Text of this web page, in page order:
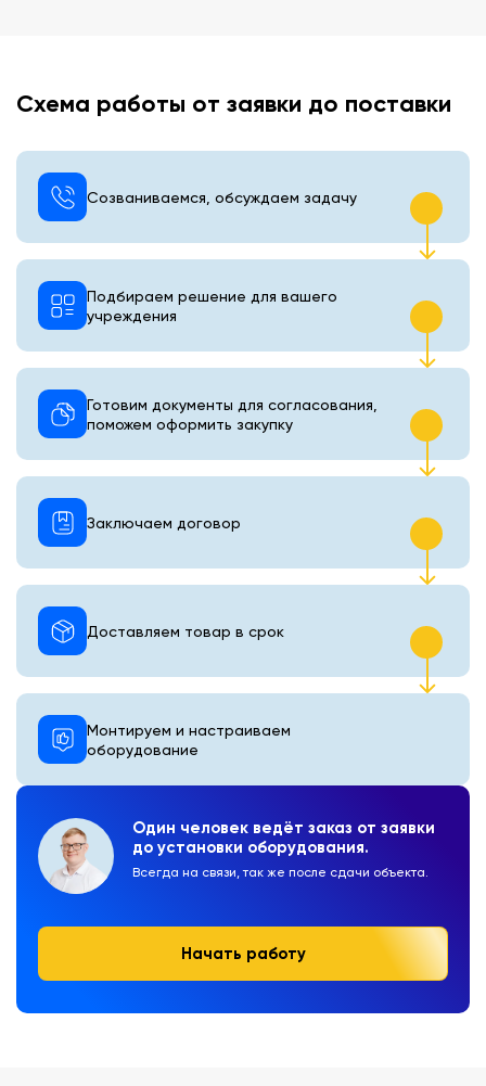
Схема работы от заявки до поставки
Один человек ведёт заказ от заявки
до установки оборудования.
Всегда на связи, так же после сдачи объекта.
Начать работу
Созваниваемся, обсуждаем задачу
Подбираем решение для вашего
учреждения
Готовим документы для согласования,
поможем оформить закупку
Монтируем и настраиваем
оборудование
Доставляем товар в срок
Заключаем договор